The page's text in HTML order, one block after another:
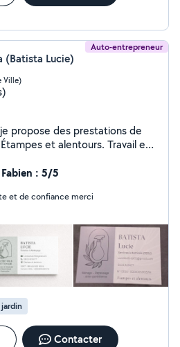
Auto-entrepreneur
(Batista Lucie)
Ville)
propose des prestations de
et alentours. Travail en
: 5/5
très bonne personne honnête et de confiance merci
Contacter